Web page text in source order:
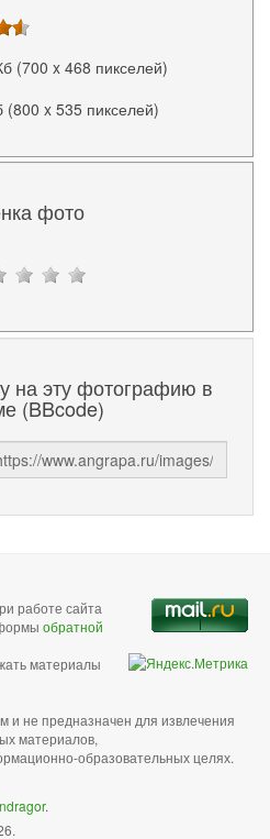
(700 x 468 пикселей)
(800 x 535 пикселей)
фото
на эту фотографию в
(BBcode)
работе сайта
обратной
материалы
и не предназначен для извлечения
материалов,
образовательных целях.
.